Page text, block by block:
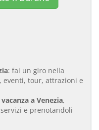
: fai un giro nella
eventi, tour, attrazioni e
a Venezia,
e prenotandoli